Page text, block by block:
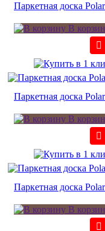
Паркетная доска
В
Паркетная доска
В
Паркетная доска
В